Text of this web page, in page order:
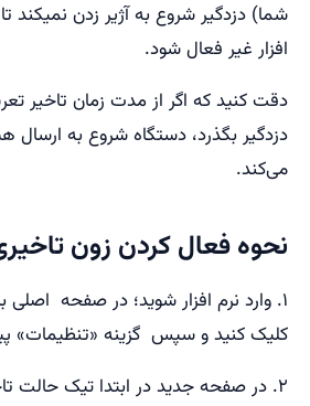
شما) دزدگیر شروع به آژیر زدن نمیکند
افزار غیر فعال شود.
دقت کنید که اگر از مدت زمان تاخیر
دزدگیر بگذرد، دستگاه شروع به ارسال
می‌کند.
نحوه فعال کردن زون
۱. وارد نرم افزار شوید؛ در صفحه اصلی
کلیک کنید و سپس گزینه «تنظیمات»
۲. در صفحه جدید در ابتدا تیک حالت